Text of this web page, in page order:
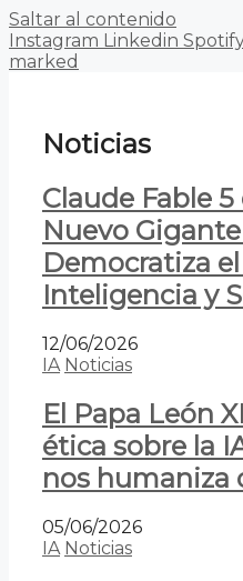
Saltar al contenido
Instagram Linkedin
marked
Noticias
Claude Fable
Nuevo
Democratiza
Inteligencia y
12/06/2026
IA Noticias
El Papa León
ética sobre la
nos humaniza
05/06/2026
IA Noticias